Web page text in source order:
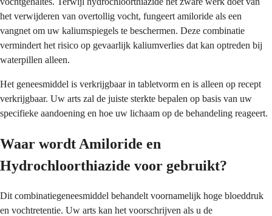
het verwijderen van overtollig vocht, fungeert amiloride als een
vangnet om uw kaliumspiegels te beschermen. Deze combinatie
vermindert het risico op gevaarlijk kaliumverlies dat kan optreden bij
waterpillen alleen.
Het geneesmiddel is verkrijgbaar in tabletvorm en is alleen op recept
verkrijgbaar. Uw arts zal de juiste sterkte bepalen op basis van uw
specifieke aandoening en hoe uw lichaam op de behandeling reageert.
Waar wordt Amiloride en
Hydrochloorthiazide voor gebruikt?
Dit combinatiegeneesmiddel behandelt voornamelijk hoge bloeddruk
en vochtretentie. Uw arts kan het voorschrijven als u de